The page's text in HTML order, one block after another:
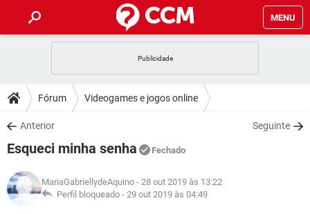
MENU
CELULAR FACEBOOK
OUTLOOK
INSTAGRAM GMAIL
GUIA DE COMPRAS
DICAS
JOGOS WHATSAPP
INSTAGRAM GMAIL
GUIA DE COMPRAS
DOWNLOADS
JOGOS WHATSAPP
CELULAR
OUTLOOK EXCEL
FÓRUM
JOGOS WHATSAPP
CELULAR
GLOSSÁRIO
Fórum Videogames e jogos online
Anterior Seguinte
Esqueci minha senha Fechado
MariaGabriellydeAquino - 28 out 2019 às 13:22
Perfil bloqueado - 29 out 2019 às 04:49